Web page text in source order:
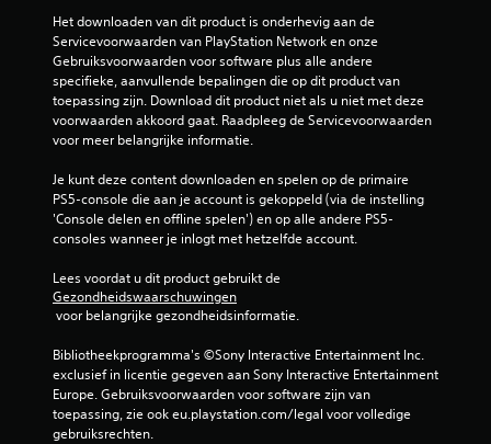
Het downloaden van dit product is onderhevig aan de
Servicevoorwaarden van PlayStation Network en onze
Gebruiksvoorwaarden voor software plus alle andere
specifieke, aanvullende bepalingen die op dit product van
toepassing zijn. Download dit product niet als u niet met deze
voorwaarden akkoord gaat. Raadpleeg de Servicevoorwaarden
voor meer belangrijke informatie.
Je kunt deze content downloaden en spelen op de primaire
PS5-console die aan je account is gekoppeld (via de instelling
'Console delen en offline spelen') en op alle andere PS5-
consoles wanneer je inlogt met hetzelfde account.
Lees voordat u dit product gebruikt de
Gezondheidswaarschuwingen
voor belangrijke gezondheidsinformatie.
Bibliotheekprogramma's ©Sony Interactive Entertainment Inc.
exclusief in licentie gegeven aan Sony Interactive Entertainment
Europe. Gebruiksvoorwaarden voor software zijn van
toepassing, zie ook eu.playstation.com/legal voor volledige
gebruiksrechten.